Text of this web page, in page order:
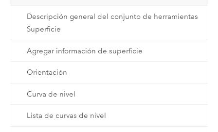
Descripción general del conjunto de herramientas
Superficie
Agregar información de superficie
Orientación
Curva de nivel
Lista de curvas de nivel